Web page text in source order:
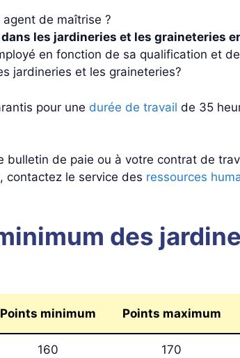
de maîtrise ?
les jardineries et les graineteries
en fonction de sa qualification et
jardineries et les graineteries?
pour une durée de travail de 35
bulletin de paie ou à votre contrat de
contactez le service des ressources
des
Points minimum Points maximum
160 170